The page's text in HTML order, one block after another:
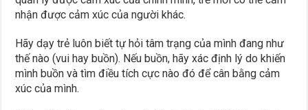
nhận được cảm xúc của người khác.
Hãy dạy trẻ luôn biết tự hỏi tâm trạng của mình đang như
thế nào (vui hay buồn). Nếu buồn, hãy xác định lý do khiến
mình buồn và tìm điều tích cực nào đó để cân bằng cảm
xúc của mình.